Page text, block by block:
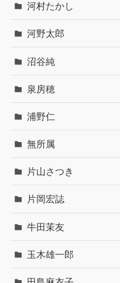
河村たかし
河野太郎
沼谷純
泉房穂
浦野仁
無所属
片山さつき
片岡宏誌
牛田茉友
玉木雄一郎